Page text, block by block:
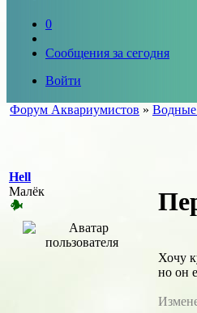
0
Сообщения за сегодня
Войти
Форум Аквариумистов » Водные
Hell
Малёк
Хочу
но он